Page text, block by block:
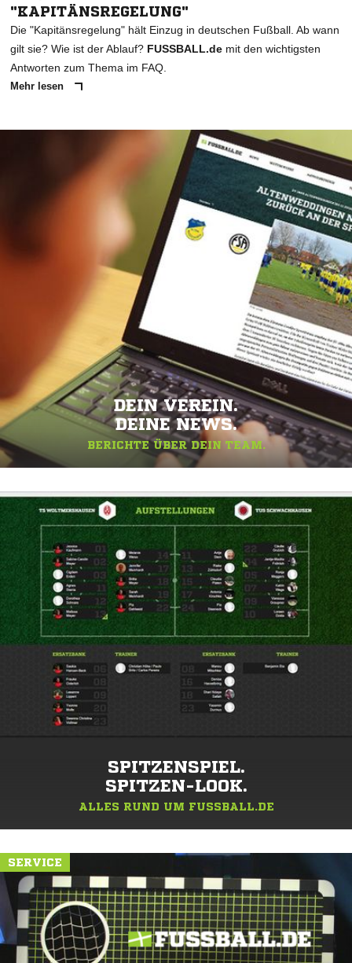
"KAPITÄNSREGELUNG"
Die "Kapitänsregelung" hält Einzug in deutschen Fußball. Ab wann
gilt sie? Wie ist der Ablauf? FUSSBALL.de mit den wichtigsten
Antworten zum Thema im FAQ.
Mehr lesen
DEIN VEREIN.
DEINE NEWS.
BERICHTE ÜBER DEIN TEAM.
SPITZENSPIEL.
SPITZEN-LOOK.
ALLES RUND UM FUSSBALL.DE
SERVICE